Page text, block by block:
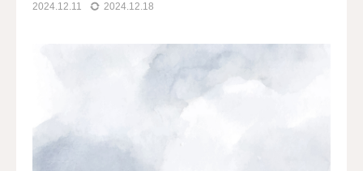
2024.12.11 2024.12.18
【アーカイブ】朗読 『一日の発見 -365日の黙想-』